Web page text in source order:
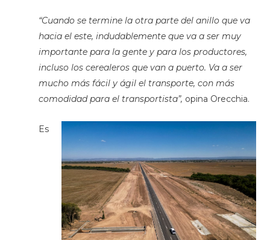
“Cuando se termine la otra parte del anillo que va
hacia el este, indudablemente que va a ser muy
importante para la gente y para los productores,
incluso los cerealeros que van a puerto. Va a ser
mucho más fácil y ágil el transporte, con más
comodidad para el transportista”, opina Orecchia.
Es